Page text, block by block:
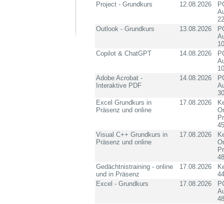
Project - Grundkurs
12.08.2026
Outlook - Grundkurs
13.08.2026
Copilot & ChatGPT
14.08.2026
Adobe Acrobat -
Interaktive PDF
14.08.2026
Excel Grundkurs in
Präsenz und online
17.08.2026
Visual C++ Grundkurs in
Präsenz und online
17.08.2026
Gedächtnistraining - online
und in Präsenz
17.08.2026
Excel - Grundkurs
17.08.2026